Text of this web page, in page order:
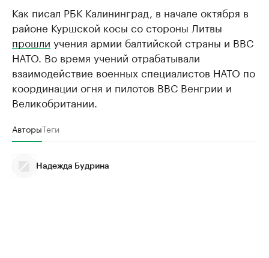
Как писал РБК Калининград, в начале октября в
районе Куршской косы со стороны Литвы
прошли учения армии балтийской страны и ВВС
НАТО. Во время учений отрабатывали
взаимодействие военных специалистов НАТО по
координации огня и пилотов ВВС Венгрии и
Великобритании.
АвторыТеги
Надежда Будрина